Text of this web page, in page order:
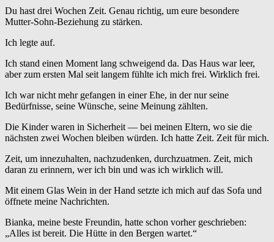
Du hast drei Wochen Zeit. Genau richtig, um eure besondere
Mutter-Sohn-Beziehung zu stärken.
Ich legte auf.
Ich stand einen Moment lang schweigend da. Das Haus war leer,
aber zum ersten Mal seit langem fühlte ich mich frei. Wirklich frei.
Ich war nicht mehr gefangen in einer Ehe, in der nur seine
Bedürfnisse, seine Wünsche, seine Meinung zählten.
Die Kinder waren in Sicherheit — bei meinen Eltern, wo sie die
nächsten zwei Wochen bleiben würden. Ich hatte Zeit. Zeit für mich.
Zeit, um innezuhalten, nachzudenken, durchzuatmen. Zeit, mich
daran zu erinnern, wer ich bin und was ich wirklich will.
Mit einem Glas Wein in der Hand setzte ich mich auf das Sofa und
öffnete meine Nachrichten.
Bianka, meine beste Freundin, hatte schon vorher geschrieben:
„Alles ist bereit. Die Hütte in den Bergen wartet.“